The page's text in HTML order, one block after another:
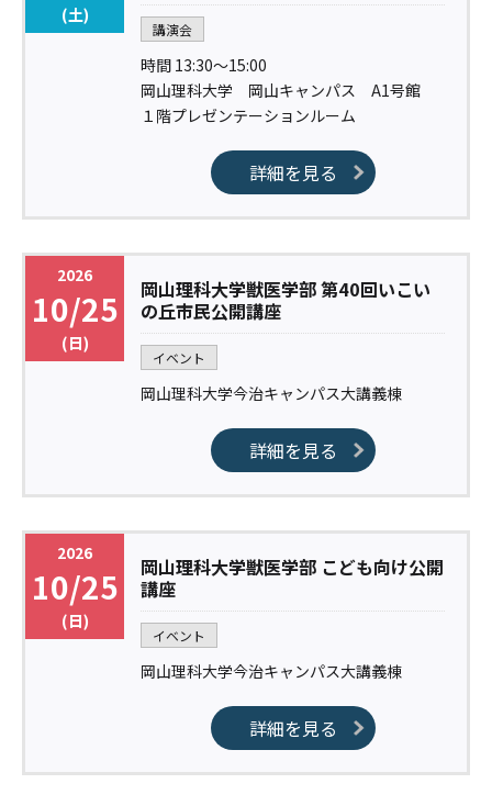
(土)
講演会
時間 13:30〜15:00
岡山理科大学 岡山キャンパス A1号館
１階プレゼンテーションルーム
詳細を見る
2026
10/25
(日)
岡山理科大学獣医学部 第40回いこい
の丘市民公開講座
イベント
岡山理科大学今治キャンパス大講義棟
詳細を見る
2026
10/25
(日)
岡山理科大学獣医学部 こども向け公開
講座
イベント
岡山理科大学今治キャンパス大講義棟
詳細を見る